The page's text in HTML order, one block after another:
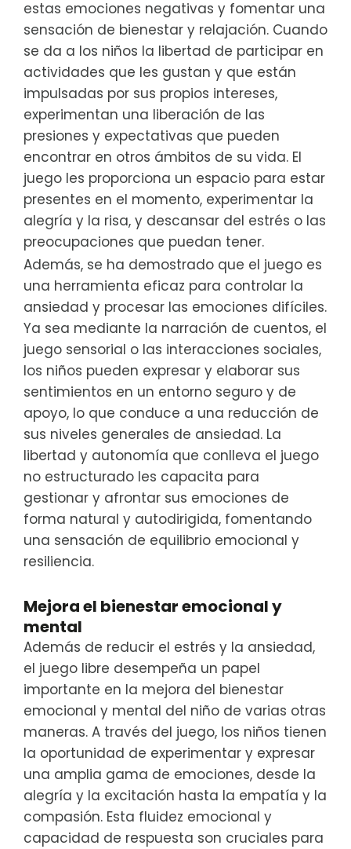
estas emociones negativas y fomentar una
sensación de bienestar y relajación. Cuando
se da a los niños la libertad de participar en
actividades que les gustan y que están
impulsadas por sus propios intereses,
experimentan una liberación de las
presiones y expectativas que pueden
encontrar en otros ámbitos de su vida. El
juego les proporciona un espacio para estar
presentes en el momento, experimentar la
alegría y la risa, y descansar del estrés o las
preocupaciones que puedan tener.
Además, se ha demostrado que el juego es
una herramienta eficaz para controlar la
ansiedad y procesar las emociones difíciles.
Ya sea mediante la narración de cuentos, el
juego sensorial o las interacciones sociales,
los niños pueden expresar y elaborar sus
sentimientos en un entorno seguro y de
apoyo, lo que conduce a una reducción de
sus niveles generales de ansiedad. La
libertad y autonomía que conlleva el juego
no estructurado les capacita para
gestionar y afrontar sus emociones de
forma natural y autodirigida, fomentando
una sensación de equilibrio emocional y
resiliencia.
Mejora el bienestar emocional y
mental
Además de reducir el estrés y la ansiedad,
el juego libre desempeña un papel
importante en la mejora del bienestar
emocional y mental del niño de varias otras
maneras. A través del juego, los niños tienen
la oportunidad de experimentar y expresar
una amplia gama de emociones, desde la
alegría y la excitación hasta la empatía y la
compasión. Esta fluidez emocional y
capacidad de respuesta son cruciales para